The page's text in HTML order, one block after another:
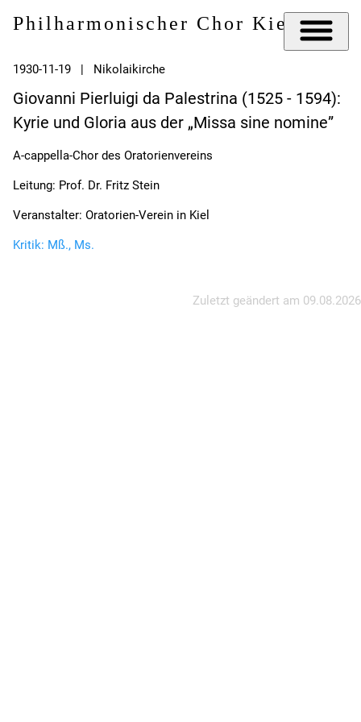
Philharmonischer Chor Kiel e.V.
1930-11-19 | Nikolaikirche
Giovanni Pierluigi da Palestrina (1525 - 1594):
Kyrie und Gloria aus der „Missa sine nomine”
A-cappella-Chor des Oratorienvereins
Leitung: Prof. Dr. Fritz Stein
Veranstalter: Oratorien-Verein in Kiel
Kritik: Mß., Ms.
Zuletzt geändert am 09.08.2026